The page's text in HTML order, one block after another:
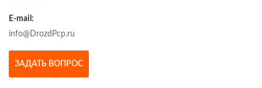
E-mail:
info@DrozdPcp.ru
ЗАДАТЬ ВОПРОС